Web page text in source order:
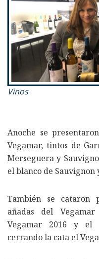
Vinos
Anoche se
Vegamar, tintos de
Merseguera y
el blanco de Sauvignon
También se cataron
añadas del
Vegamar 2016 y el
cerrando la cata el